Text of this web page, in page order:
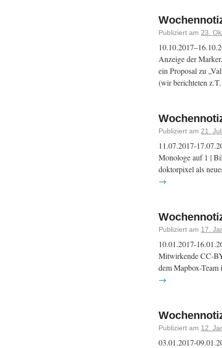
Publiziert am 23.
Anzeige der
ein Proposal zu
(wir berichteten
Publiziert am 21.
11.07.2017-
Monologe auf 1 |
doktorpixel als
→
Publiziert am 17.
10.01.2017-
Mitwirkende CC-
dem Mapbox-
→
Publiziert am 12.
03.01.2017-